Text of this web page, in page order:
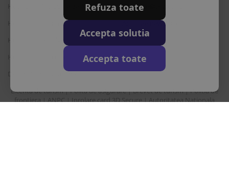
Hoteluri in Nisipurile de Aur
Hoteluri in Antalya
Destinatii in toata lumea
office@travos.ro
Abonare newsletter
Licenta de turism|Polita de asigurare|Brevet de turism|Politia de
frontiera|ANPC|Inrolare card 3D Secure|Autoritatea Nationala
Refuza toate
Accepta solutia
Accepta toate